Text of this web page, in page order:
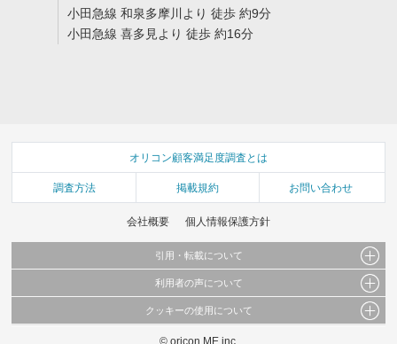
小田急線 和泉多摩川より 徒歩 約9分
小田急線 喜多見より 徒歩 約16分
オリコン顧客満足度調査とは
調査方法 掲載規約 お問い合わせ
会社概要 個人情報保護方針
引用・転載について
当サイトで公開されている情報（文字、写真、イラスト、画像データ等）及びこれらの配
これらの情報を権利者の許可なく無断転載・複製などの二次利用を行うことは固く禁じて
利用者の声について
当サイトに掲載している内容はすべてサービスの利用者が提出された見解・感想です。
クッキーの使用について
このサイトでは Cookie を使用して、ユーザーに合わせたコンテンツや広告の表示、ソー
© oricon ME inc.